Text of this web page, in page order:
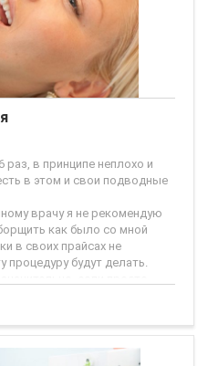
раз, в принципе неплохо и
в этом и свои подводные
врачу я не рекомендую
как было со мной
в своих прайсах не
будут делать.
если просто
это гораздо дешевле, не
я об этом не знала и с меня
что советую
этим